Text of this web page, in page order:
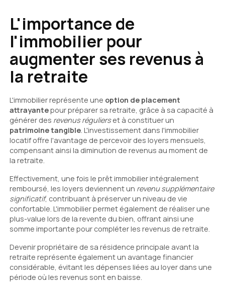
L'importance de
l'immobilier pour
augmenter ses revenus à
la retraite
L'immobilier représente une option de placement
attrayantepour préparer sa retraite, grâce à sa capacité à
générer des revenus régulierset à constituer un
patrimoine tangible. L'investissement dans l'immobilier
locatif offre l'avantage de percevoir des loyers mensuels,
compensant ainsi la diminution de revenus au moment de
la retraite.
Effectivement, une fois le prêt immobilier intégralement
remboursé, les loyers deviennent un revenu supplémentaire
significatif, contribuant à préserver un niveau de vie
confortable. L'immobilier permet également de réaliser une
plus-value lors de la revente du bien, offrant ainsi une
somme importante pour compléter les revenus de retraite.
Devenir propriétaire de sa résidence principale avant la
retraite représente également un avantage financier
considérable, évitant les dépenses liées au loyer dans une
période où les revenus sont en baisse.